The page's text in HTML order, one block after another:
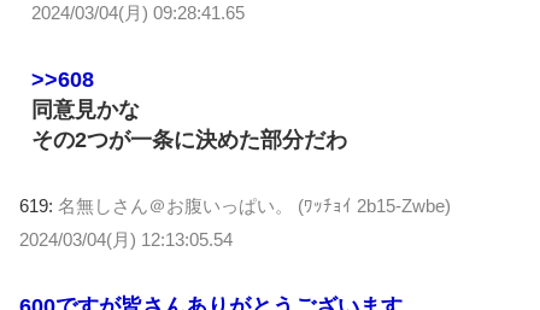
2024/03/04(月) 09:28:41.65
>>608
同意見かな
その2つが一条に決めた部分だわ
619: 名無しさん＠お腹いっぱい。 (ﾜｯﾁｮｲ 2b15-Zwbe)
2024/03/04(月) 12:13:05.54